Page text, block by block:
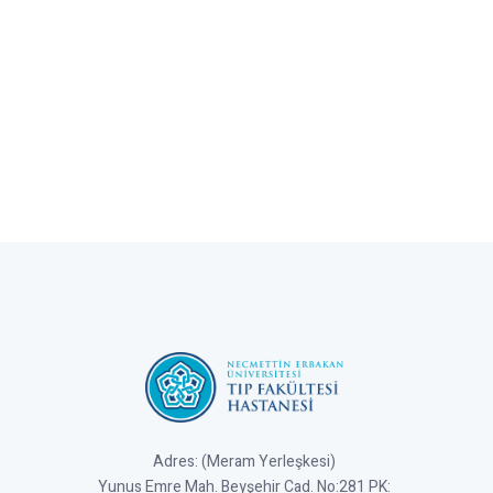
Adres: (Meram Yerleşkesi)
Yunus Emre Mah. Beyşehir Cad. No:281 PK: